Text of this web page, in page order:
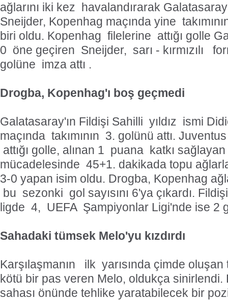
ağlarını iki kez havalandırarak
Sneijder, Kopenhag maçında yine
biri oldu. Kopenhag filelerine attığı golle
0 öne geçiren Sneijder, sarı - kırmızılı
golüne imza attı .
Drogba, Kopenhag'ı boş geçmedi
Galatasaray'ın Fildişi Sahilli yıldız ismi
maçında takımının 3. golünü attı.
attığı golle, alınan 1 puana katkı
mücadelesinde 45+1. dakikada topu
3-0 yapan isim oldu. Drogba, Kopenhag
bu sezonki gol sayısını 6'ya çıkardı.
ligde 4, UEFA Şampiyonlar Ligi'nde ise 2
Sahadaki tümsek Melo'yu kızdırdı
Karşılaşmanın ilk yarısında çimde
kötü bir pas veren Melo, oldukça sinirlendi.
sahası önünde tehlike yaratabilecek bir